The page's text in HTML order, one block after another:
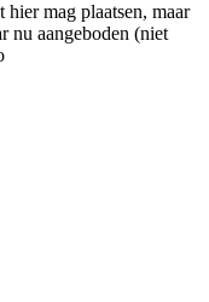
mag plaatsen, maar
nu aangeboden (niet